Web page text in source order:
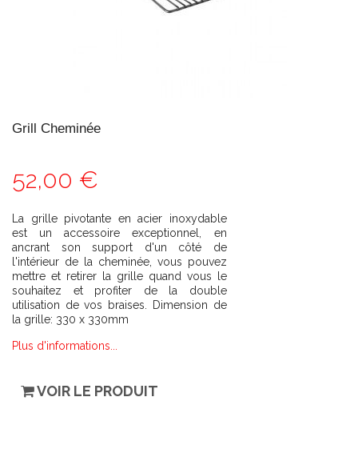
Grill Cheminée
52,00 €
La grille pivotante en acier inoxydable
est un accessoire exceptionnel, en
ancrant son support d'un côté de
l'intérieur de la cheminée, vous pouvez
mettre et retirer la grille quand vous le
souhaitez et profiter de la double
utilisation de vos braises. Dimension de
la grille: 330 x 330mm
Plus d'informations...
VOIR LE PRODUIT